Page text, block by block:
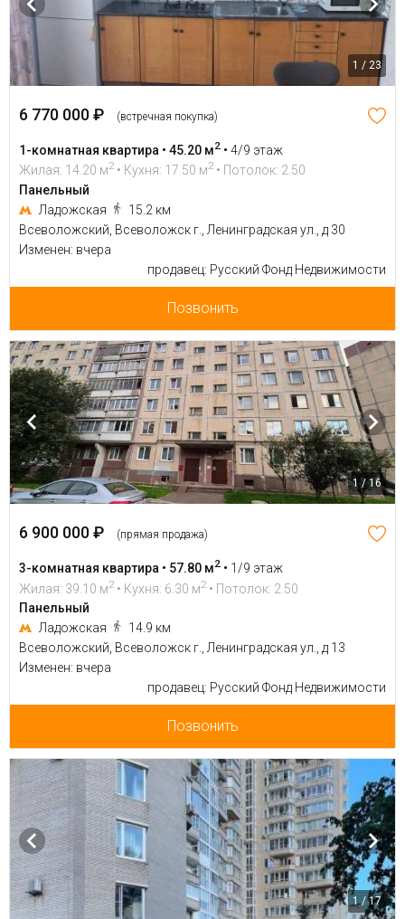
1 / 23
6 770 000 ₽ (встречная покупка)
1-комнатная квартира • 45.20 м2 • 4/9 этаж
Жилая: 14.20 м2 • Кухня: 17.50 м2 • Потолок: 2.50
Панельный
Ладожская
15.2 км
Всеволожский, Всеволожск г., Ленинградская ул., д 30
Изменен: вчера
продавец: Русский Фонд Недвижимости
Позвонить
1 / 16
6 900 000 ₽ (прямая продажа)
3-комнатная квартира • 57.80 м2 • 1/9 этаж
Жилая: 39.10 м2 • Кухня: 6.30 м2 • Потолок: 2.50
Панельный
Ладожская
14.9 км
Всеволожский, Всеволожск г., Ленинградская ул., д 13
Изменен: вчера
продавец: Русский Фонд Недвижимости
Позвонить
1 / 17